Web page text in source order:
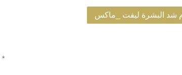
شد البشرة ليفت _ماكس
*